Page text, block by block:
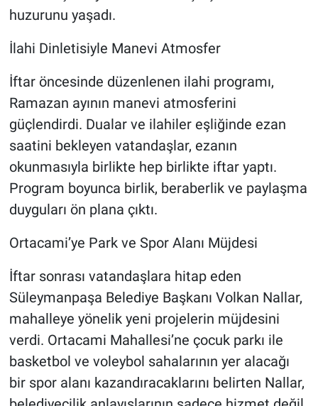
huzurunu yaşadı.
İlahi Dinletisiyle Manevi Atmosfer
İftar öncesinde düzenlenen ilahi programı,
Ramazan ayının manevi atmosferini
güçlendirdi. Dualar ve ilahiler eşliğinde ezan
saatini bekleyen vatandaşlar, ezanın
okunmasıyla birlikte hep birlikte iftar yaptı.
Program boyunca birlik, beraberlik ve paylaşma
duyguları ön plana çıktı.
Ortacami’ye Park ve Spor Alanı Müjdesi
İftar sonrası vatandaşlara hitap eden
Süleymanpaşa Belediye Başkanı Volkan Nallar,
mahalleye yönelik yeni projelerin müjdesini
verdi. Ortacami Mahallesi’ne çocuk parkı ile
basketbol ve voleybol sahalarının yer alacağı
bir spor alanı kazandıracaklarını belirten Nallar,